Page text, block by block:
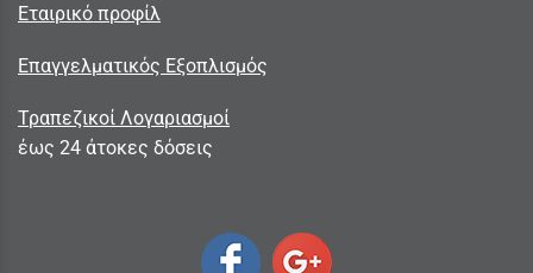
Εταιρικό προφίλ
Επαγγελματικός Εξοπλισμός
Τραπεζικοί Λογαριασμοί
έως 24 άτοκες δόσεις